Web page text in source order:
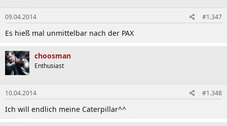
09.04.2014 #1.347
Es hieß mal unmittelbar nach der PAX
choosman
Enthusiast
10.04.2014 #1.348
Ich will endlich meine Caterpillar^^